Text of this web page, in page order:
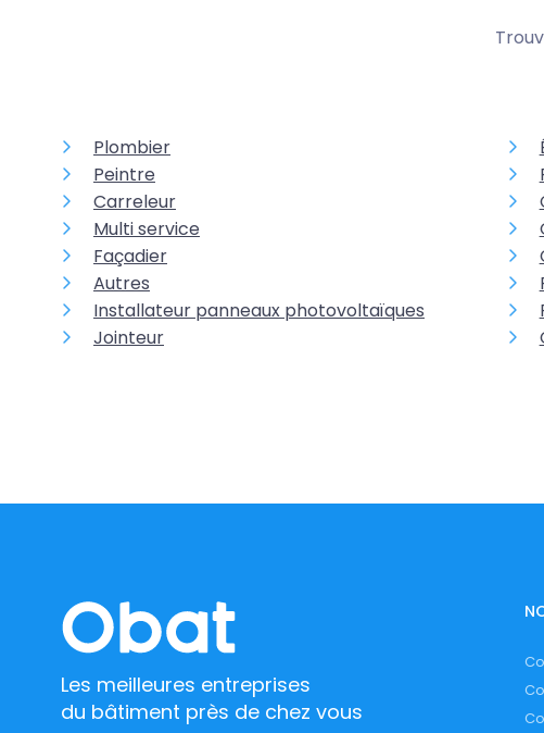
Plombier
Peintre
Carreleur
Multi service
Façadier
Autres
Installateur panneaux photovoltaïques
Jointeur
Les meilleures entreprises
du bâtiment près de chez vous